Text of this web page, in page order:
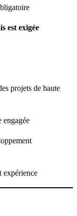
est exigée
projets de haute
engagée
expérience